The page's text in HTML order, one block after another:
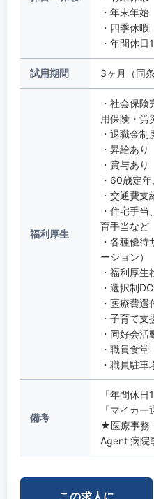
・年末年始
・四季休
・年間休日
試用期間 3ヶ月（同条
福利厚生
・社会保
用保険・労
・退職金制
・昇給あり
・賞与あ
・60歳定
・交通費
・住宅手
育手当など
・各種優
ーション）
・福利厚生
・選択制
・医療費還
・子育て支
・同好会活
・職員食堂
・職員駐車
備考
「年間休
「マイカ
★医療事務
Agent 病院
この求人に